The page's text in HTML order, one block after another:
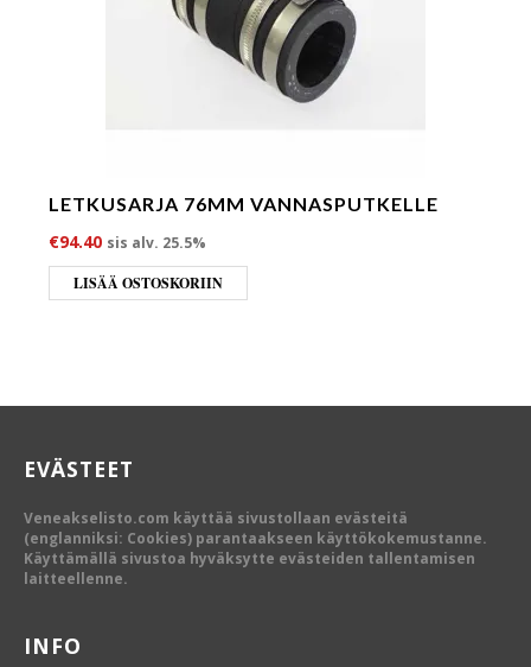
LETKUSARJA 76MM VANNASPUTKELLE
€94.40 sis alv. 25.5%
LISÄÄ OSTOSKORIIN
EVÄSTEET
Veneakselisto.com käyttää sivustollaan evästeitä
(englanniksi: Cookies) parantaakseen käyttökokemustanne.
Käyttämällä sivustoa hyväksytte evästeiden tallentamisen
laitteellenne.
INFO